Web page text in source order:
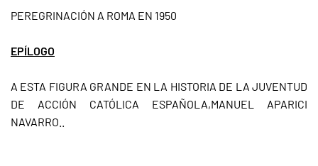
PEREGRINACIÓN A ROMA EN 1950
EPÍLOGO
A ESTA FIGURA GRANDE EN LA HISTORIA DE LA JUVENTUD
DE ACCIÓN CATÓLICA ESPAÑOLA,MANUEL APARICI
NAVARRO..